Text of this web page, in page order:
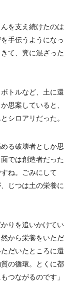
を支え続けたのは
手伝うようになっ
て、糞に混ざった
トルなど、土に還
思案していると、
シロアリだった。
る破壊者としか思
では創造者だった
ね。ごみにして
じつは土の栄養に
りを追いかけてい
から栄養をいただ
だいたところに還
の循環。とくに都
つながるのです」